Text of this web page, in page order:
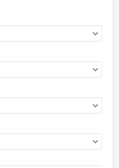
prix :
17.99$
à
21.99$